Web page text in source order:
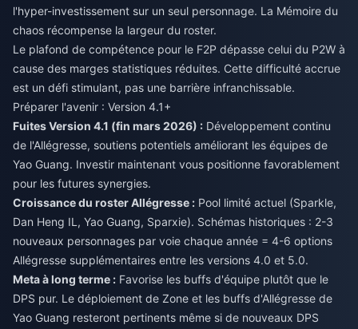
l'hyper-investissement sur un seul personnage. La Mémoire du
chaos récompense la largeur du roster.
Le plafond de compétence pour le F2P dépasse celui du P2W à
cause des marges statistiques réduites. Cette difficulté accrue
est un défi stimulant, pas une barrière infranchissable.
Préparer l'avenir : Version 4.1+
Fuites Version 4.1 (fin mars 2026) : Développement continu
de l'Allégresse, soutiens potentiels améliorant les équipes de
Yao Guang. Investir maintenant vous positionne favorablement
pour les futures synergies.
Croissance du roster Allégresse : Pool limité actuel (Sparkle,
Dan Heng IL, Yao Guang, Sparxie). Schémas historiques : 2-3
nouveaux personnages par voie chaque année = 4-6 options
Allégresse supplémentaires entre les versions 4.0 et 5.0.
Meta à long terme : Favorise les buffs d'équipe plutôt que le
DPS pur. Le déploiement de Zone et les buffs d'Allégresse de
Yao Guang resteront pertinents même si de nouveaux DPS